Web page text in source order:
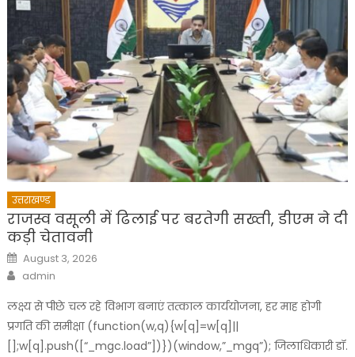
उत्तराखण्ड
राजस्व वसूली में ढिलाई पर बरतेगी सख्ती, डीएम ने दी
कड़ी चेतावनी
Posted
on
August 3, 2026
Author
admin
लक्ष्य से पीछे चल रहे विभाग बनाएं तत्काल कार्ययोजना, हर माह होगी
प्रगति की समीक्षा (function(w,q){w[q]=w[q]||
[];w[q].push([“_mgc.load”])})(window,”_mgq”); जिलाधिकारी डॉ.